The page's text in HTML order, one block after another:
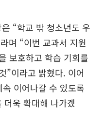
“학교 밖 청소년도 우
며 “이번 교과서 지원
보호하고 학습 기회를
”이라고 밝혔다. 이어
이어나갈 수 있도록
욱 확대해 나가겠